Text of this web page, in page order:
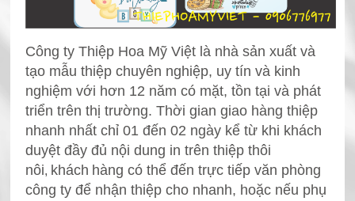
Công ty Thiệp Hoa Mỹ Việt là nhà sản xuất và
tạo mẫu thiệp chuyên nghiệp, uy tín và kinh
nghiệm với hơn 12 năm có mặt, tồn tại và phát
triển trên thị trường. Thời gian giao hàng thiệp
nhanh nhất chỉ 01 đến 02 ngày kể từ khi khách
duyệt đầy đủ nội dung in trên thiệp thôi
nôi, khách hàng có thể đến trực tiếp văn phòng
công ty để nhận thiệp cho nhanh, hoặc nếu phụ